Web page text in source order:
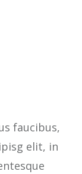
faucibus,
elit, in